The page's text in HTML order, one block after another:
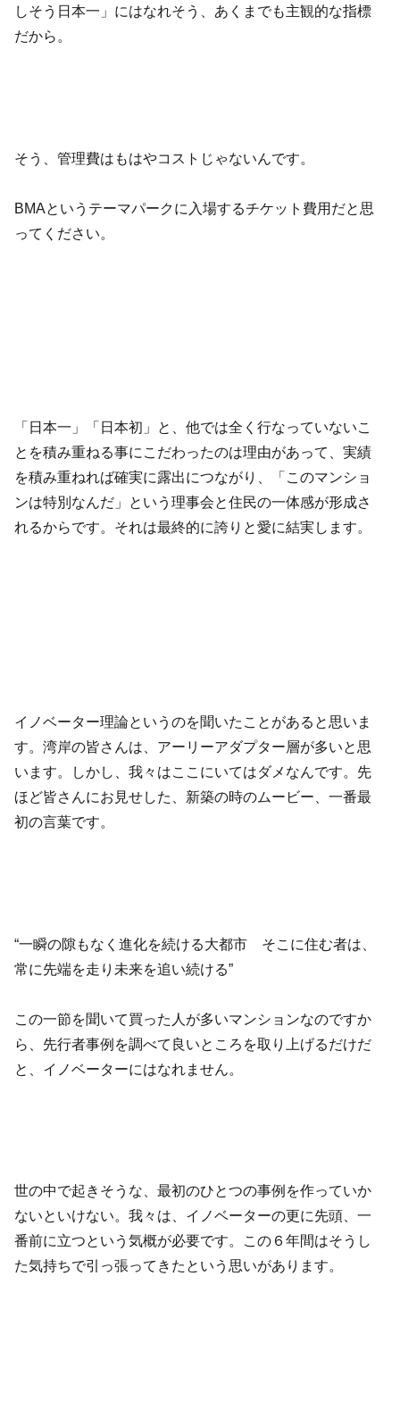
しそう日本一」にはなれそう、あくまでも主観的な指標
だから。
そう、管理費はもはやコストじゃないんです。
BMAというテーマパークに入場するチケット費用だと思
ってください。
「日本一」「日本初」と、他では全く行なっていないこ
とを積み重ねる事にこだわったのは理由があって、実績
を積み重ねれば確実に露出につながり、「このマンショ
ンは特別なんだ」という理事会と住民の一体感が形成さ
れるからです。それは最終的に誇りと愛に結実します。
イノベーター理論というのを聞いたことがあると思いま
す。湾岸の皆さんは、アーリーアダプター層が多いと思
います。しかし、我々はここにいてはダメなんです。先
ほど皆さんにお見せした、新築の時のムービー、一番最
初の言葉です。
“一瞬の隙もなく進化を続ける大都市 そこに住む者は、
常に先端を走り未来を追い続ける”
この一節を聞いて買った人が多いマンションなのですか
ら、先行者事例を調べて良いところを取り上げるだけだ
と、イノベーターにはなれません。
世の中で起きそうな、最初のひとつの事例を作っていか
ないといけない。我々は、イノベーターの更に先頭、一
番前に立つという気概が必要です。この６年間はそうし
た気持ちで引っ張ってきたという思いがあります。